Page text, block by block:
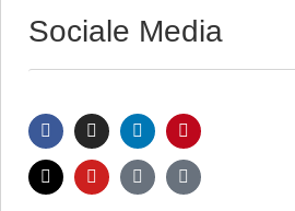
Sociale Media